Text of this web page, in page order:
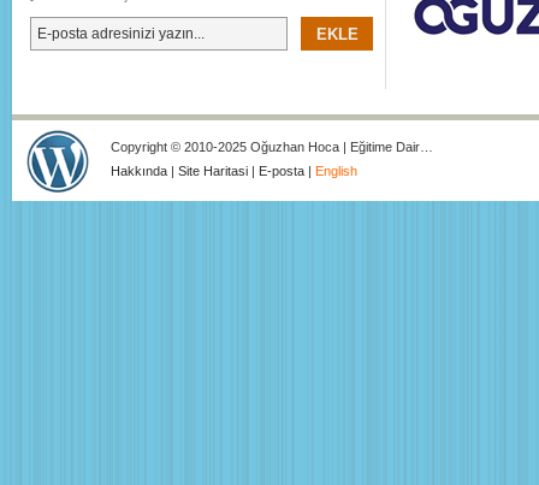
Copyright © 2010-2025 Oğuzhan Hoca | Eğitime Dair…
Hakkında | Site Haritasi | E-posta | English